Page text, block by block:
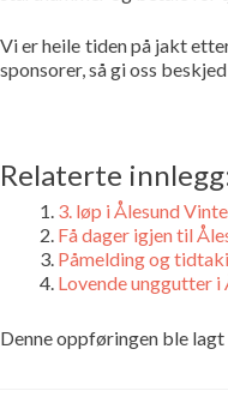
Vi er heile tiden på jakt
sponsorer, så gi oss
Relaterte
3. løp i Ålesund
Få dager igjen til
Påmelding og
Lovende unggutter i
Denne oppføringen ble lagt